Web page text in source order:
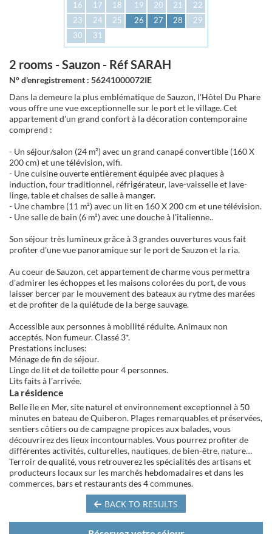
16
17 18 19 20 21
22
23
24 25 26 27 28
29
30
31
2 rooms - Sauzon - Réf SARAH
N° d'enregistrement : 56241000072IE
Dans la demeure la plus emblématique de Sauzon, l'Hôtel Du Phare
vous offre une vue exceptionnelle sur le port et le village. Cet
appartement d'un grand confort à la décoration contemporaine
comprend :
- Un séjour/salon (24 m²) avec un grand canapé convertible (160 X
200 cm) et une télévision, wifi.
- Une cuisine ouverte entièrement équipée avec plaques à
induction, four traditionnel, réfrigérateur, lave-vaisselle et lave-
linge, table et chaises de salle à manger.
- Une chambre (11 m²) avec un lit en 160 X 200 cm et une télévision.
- Une salle de bain (6 m²) avec une douche à l'italienne..
Son séjour très lumineux grâce à 3 grandes ouvertures vous fait
profiter d'une vue panoramique sur le port de Sauzon et la ria.
Au coeur de Sauzon, cet appartement de charme vous permettra
d'admirer les échoppes et les maisons colorées du port, de vous
laisser bercer par le mouvement des bateaux au rytme des marées
et de profiter de la quiétude de la berge sauvage.
Accessible aux personnes à mobilité réduite. Animaux non
acceptés. Non fumeur. Classé 3*.
Prestations incluses:
Ménage de fin de séjour.
Linge de lit et de toilette pour 4 personnes.
Lits faits à l'arrivée.
La résidence
Belle île en Mer, site naturel et environnement exceptionnel à 50
minutes en bateau de Quiberon. Plages remarquables et préservées,
sentiers côtiers ou de campagne propices aux balades, vous
découvrirez des lieux incontournables. Vous pourrez profiter de
différentes activités, culturelles, nautiques, de bien-être, nature…
Terroir de qualité, vous retrouverez les spécialités des artisans et
producteurs locaux sur les marchés hebdomadaires et dans les
commerces, bars et restaurants des 4 communes.
BACK TO RESULTS